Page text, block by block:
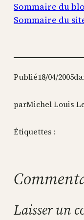
Sommaire du
Sommaire du
Publié18/04/2005
parMichel Louis
Étiquettes :
Laisser un